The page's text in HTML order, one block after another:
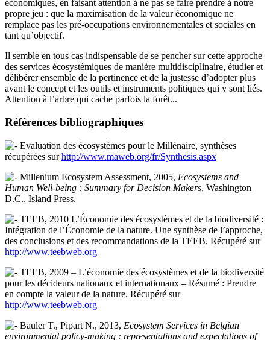
économiques, en faisant attention à ne pas se faire prendre à notre
propre jeu : que la maximisation de la valeur économique ne
remplace pas les pré-occupations environnementales et sociales en
tant qu’objectif.
Il semble en tous cas indispensable de se pencher sur cette approche
des services écosystèmiques de manière multidisciplinaire, étudier et
délibérer ensemble de la pertinence et de la justesse d’adopter plus
avant le concept et les outils et instruments politiques qui y sont liés.
Attention à l’arbre qui cache parfois la forêt...
Références bibliographiques
Evaluation des écosystèmes pour le Millénaire, synthèses
récupérées surhttp://www.maweb.org/fr/Synthesis.aspx
Millenium Ecosystem Assessment, 2005, Ecosystems and
Human Well-being : Summary for Decision Makers, Washington
D.C., Island Press.
TEEB, 2010 L’Économie des écosystèmes et de la biodiversité :
Intégration de l’Économie de la nature. Une synthèse de l’approche,
des conclusions et des recommandations de la TEEB. Récupéré sur
http://www.teebweb.org
TEEB, 2009 – L’économie des écosystèmes et de la biodiversité
pour les décideurs nationaux et internationaux – Résumé : Prendre
en compte la valeur de la nature. Récupéré sur
http://www.teebweb.org
Bauler T., Pipart N., 2013, Ecosystem Services in Belgian
environmental policy-making : representations and expectations of